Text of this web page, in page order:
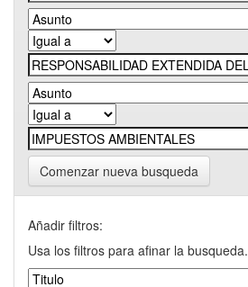
Comenzar nueva busqueda
Añadir filtros:
Usa los filtros para afinar la busqueda.